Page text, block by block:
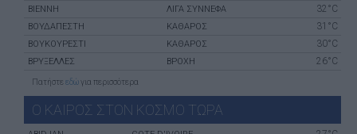
ΒΙΈΝΝΗ ΛΙΓΑ ΣΥΝΝΕΦΑ 32°C
ΒΟΥΔΑΠΈΣΤΗ ΚΑΘΑΡΟΣ 31°C
ΒΟΥΚΟΥΡΈΣΤΙ ΚΑΘΑΡΟΣ 30°C
ΒΡΥΞΈΛΛΕΣ ΒΡΟΧΗ 26°C
Πατήστε εδώγια περισσότερα
Ο ΚΑΙΡΟΣ ΣΤΟΝ ΚΟΣΜΟ ΤΩΡΑ